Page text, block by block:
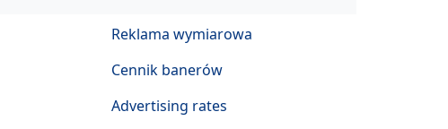
Reklama wymiarowa
Cennik banerów
Advertising rates